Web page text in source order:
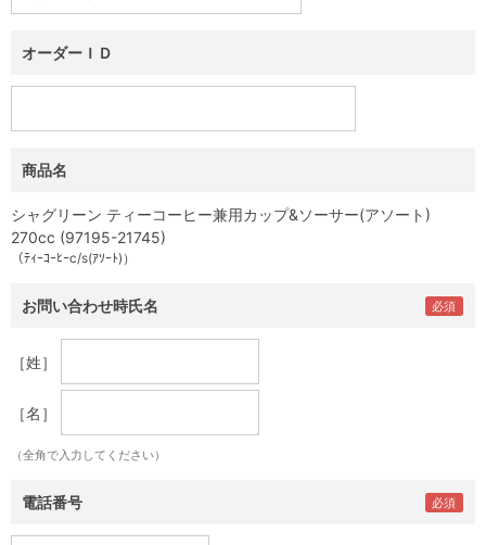
オーダーＩＤ
商品名
シャグリーン ティーコーヒー兼用カップ&ソーサー(アソート)
270cc (97195-21745)
（ﾃｨｰｺｰﾋｰc/s(ｱｿｰﾄ)）
お問い合わせ時氏名
［姓］
［名］
（全角で入力してください）
電話番号